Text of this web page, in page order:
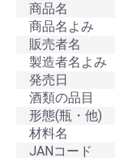
商品名
商品名よみ
販売者名
製造者名よみ
発売日
酒類の品目
形態(瓶・他)
材料名
JANコード